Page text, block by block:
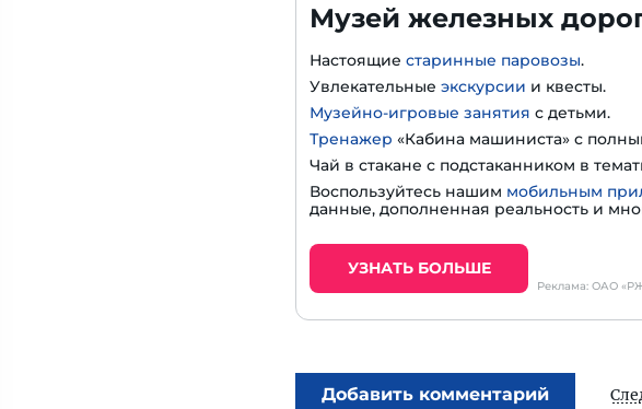
Музей железных
Настоящие старинные паровозы.
Увлекательные экскурсии и квесты.
Музейно-игровые занятия с детьми.
Тренажер «Кабина машиниста» с
Чай в стакане с подстаканником в
Воспользуйтесь нашим мобильным
данные, дополненная реальность и
УЗНАТЬ БОЛЬШЕ
Реклама: ОАО
Добавить комментарий